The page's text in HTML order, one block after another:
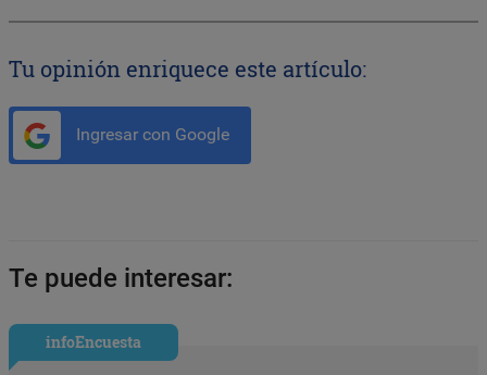
Tu opinión enriquece este artículo:
Ingresar con Google
Te puede interesar:
infoEncuesta